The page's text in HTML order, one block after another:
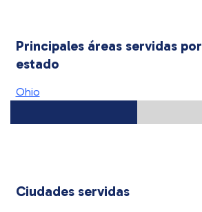
Principales áreas servidas por
estado
Ohio
Ciudades servidas